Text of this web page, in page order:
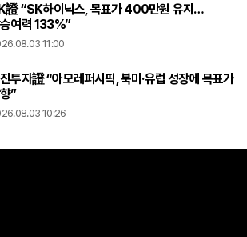
證 “SK하이닉스, 목표가 400만원 유지…
여력 133%”
11:00
투자證 “아모레퍼시픽, 북미·유럽 성장에 목표가
”
10:26